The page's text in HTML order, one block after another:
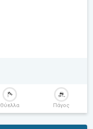
Θύελλα Πάγος